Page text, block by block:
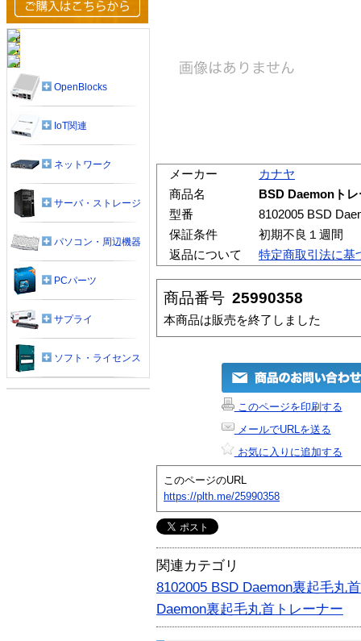
メーカー
カナヤ
商品名
BSD Daemonト
型番
8102005 BSD
保証条件
初期不良１週間
返品について
特定商取引法に基
商品番号 25990358
本商品は販売を終了しました
このページを印刷する
メールでURLを送る
お気に入りに追加する
このページのURL
https://plth.me/25990358
関連カテゴリ
8102005 BSD Daemon裏起毛丸
Daemon裏起毛丸首トレーナー
OpenBlocks
IoT関連
ネットワーク
サーバ・ストレージ
パソコン・周辺機器
PCパーツ
サプライ
ソフト・ライセンス